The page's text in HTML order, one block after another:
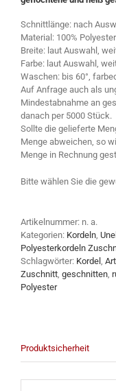
Schnittlänge: nach
Material: 100% Polyester
Breite: laut Auswahl,
Farbe: laut Auswahl,
Waschen: bis 60°,
Auf Anfrage auch als
Mindestabnahme an
danach per 5000 Stück.
Sollte die gelieferte
Menge abweichen, so
Menge in Rechnung
Bitte wählen Sie die
Artikelnummer: n. a.
Kategorien: Kordeln,
Polyesterkordeln
Schlagwörter: Kordel ,
Zuschnitt, geschnitten,
Polyester
Produktsicherheit